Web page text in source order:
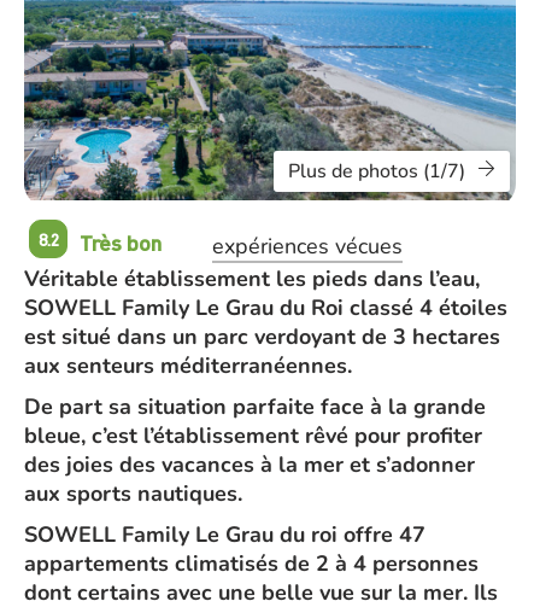
Plus de photos (1/7)
8.2 Très bon
expériences vécues
Véritable établissement les pieds dans l’eau,
SOWELL Family Le Grau du Roi classé 4 étoiles
est situé dans un parc verdoyant de 3 hectares
aux senteurs méditerranéennes.
De part sa situation parfaite face à la grande
bleue, c’est l’établissement rêvé pour profiter
des joies des vacances à la mer et s’adonner
aux sports nautiques.
SOWELL Family Le Grau du roi offre 47
appartements climatisés de 2 à 4 personnes
dont certains avec une belle vue sur la mer. Ils